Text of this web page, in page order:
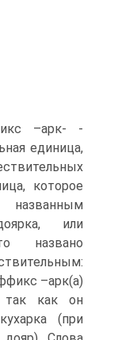
–арк- -
единица,
которое
названным
или
названо
–арк(а)
так как он
(при